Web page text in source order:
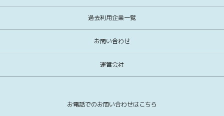
過去利用企業一覧
お問い合わせ
運営会社
お電話でのお問い合わせはこちら